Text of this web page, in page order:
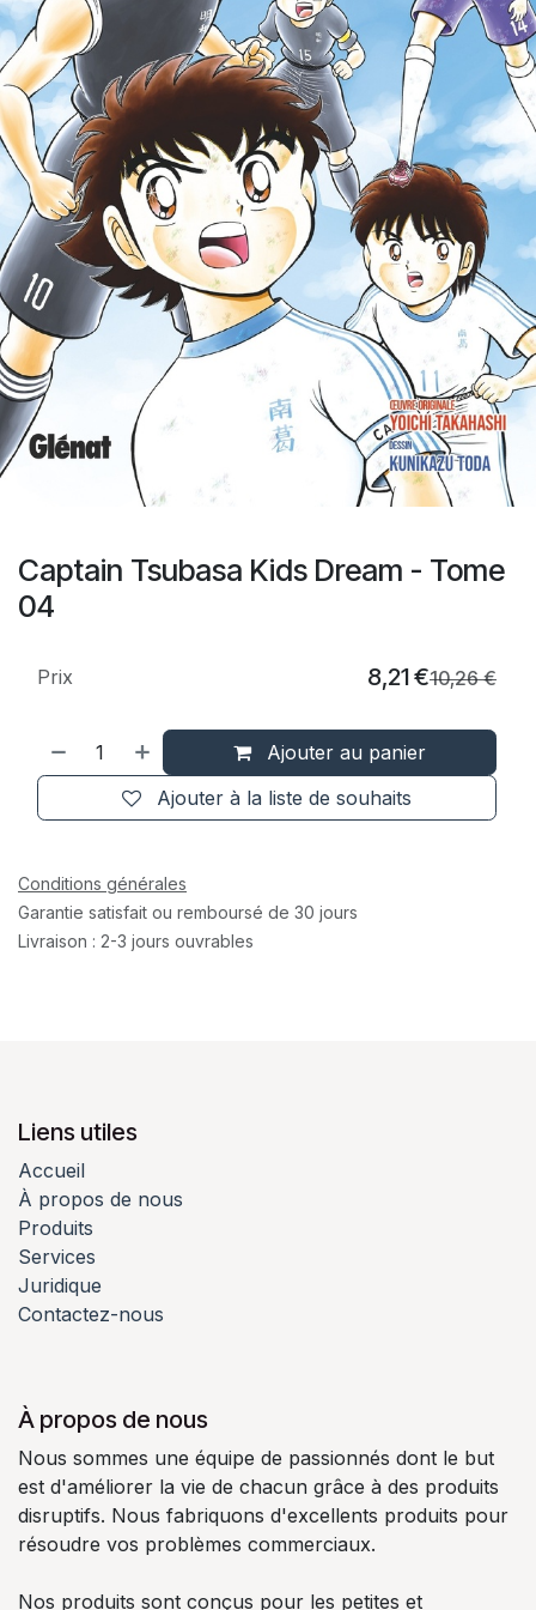
Captain Tsubasa Kids Dream - Tome
04
Ajouter au panier
Ajouter à la liste de souhaits
Prix 8,21€10,26€
Conditions générales
Garantie satisfait ou remboursé de 30 jours
Livraison : 2-3 jours ouvrables
Liens utiles
Accueil
À propos de nous
Produits
Services
Juridique
Contactez-nous
À propos de nous
Nous sommes une équipe de passionnés dont le but
est d'améliorer la vie de chacun grâce à des produits
disruptifs. Nous fabriquons d'excellents produits pour
résoudre vos problèmes commerciaux.
Nos produits sont conçus pour les petites et